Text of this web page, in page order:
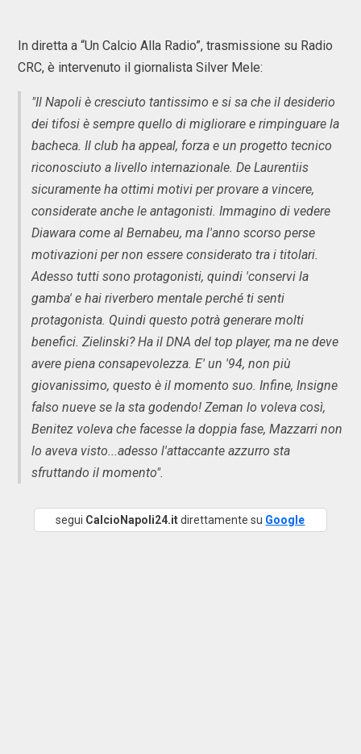
In diretta a “Un Calcio Alla Radio”, trasmissione su Radio
CRC, è intervenuto il giornalista Silver Mele:
"Il Napoli è cresciuto tantissimo e si sa che il desiderio
dei tifosi è sempre quello di migliorare e rimpinguare la
bacheca. Il club ha appeal, forza e un progetto tecnico
riconosciuto a livello internazionale. De Laurentiis
sicuramente ha ottimi motivi per provare a vincere,
considerate anche le antagonisti. Immagino di vedere
Diawara come al Bernabeu, ma l'anno scorso perse
motivazioni per non essere considerato tra i titolari.
Adesso tutti sono protagonisti, quindi 'conservi la
gamba' e hai riverbero mentale perché ti senti
protagonista. Quindi questo potrà generare molti
benefici. Zielinski? Ha il DNA del top player, ma ne deve
avere piena consapevolezza. E' un '94, non più
giovanissimo, questo è il momento suo. Infine, Insigne
falso nueve se la sta godendo! Zeman lo voleva così,
Benitez voleva che facesse la doppia fase, Mazzarri non
lo aveva visto...adesso l'attaccante azzurro sta
sfruttando il momento".
segui CalcioNapoli24.itdirettamente su Google